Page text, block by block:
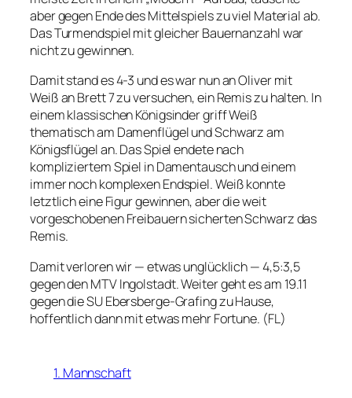
aber gegen Ende des Mittelspiels zu viel Material ab.
Das Turmendspiel mit gleicher Bauernanzahl war
nicht zu gewinnen.
Damit stand es 4-3 und es war nun an Oliver mit
Weiß an Brett 7 zu versuchen, ein Remis zu halten. In
einem klassischen Königsinder griff Weiß
thematisch am Damenflügel und Schwarz am
Königsflügel an. Das Spiel endete nach
kompliziertem Spiel in Damentausch und einem
immer noch komplexen Endspiel. Weiß konnte
letztlich eine Figur gewinnen, aber die weit
vorgeschobenen Freibauern sicherten Schwarz das
Remis.
Damit verloren wir — etwas unglücklich — 4,5:3,5
gegen den MTV Ingolstadt. Weiter geht es am 19.11
gegen die SU Ebersberge-Grafing zu Hause,
hoffentlich dann mit etwas mehr Fortune. (FL)
1. Mannschaft